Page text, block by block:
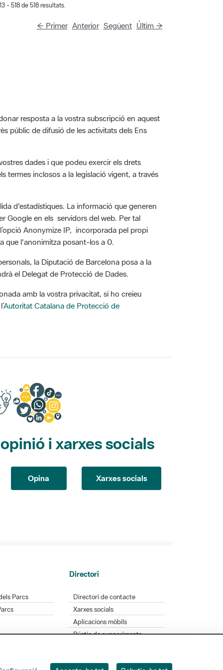
públic de difusió de les activitats dels Ens
inclosos a la legislació vigent, a través
Google en els servidors del web. Per tal
Anonymize IP, incorporada pel propi
que l'anonimitza posant-los a 0.
el Delegat de Protecció de Dades.
Autoritat Catalana de Protecció de
Opina Xarxes socials
Xarxes socials
Aplicacions mòbils
Bústia de suggeriments
Opineu sobre els parcs